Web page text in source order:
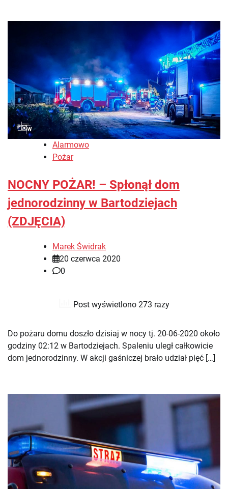
Alarmowo
Pożar
NOCNY POŻAR! – Spłonął dom
jednorodzinny w Bartodziejach
(ZDJĘCIA)
Marek Świdrak
20 czerwca 2020
0
Post wyświetlono 273 razy
Do pożaru domu doszło dzisiaj w nocy tj. 20-06-2020 około
godziny 02:12 w Bartodziejach. Spaleniu uległ całkowicie
dom jednorodzinny. W akcji gaśniczej brało udział pięć […]